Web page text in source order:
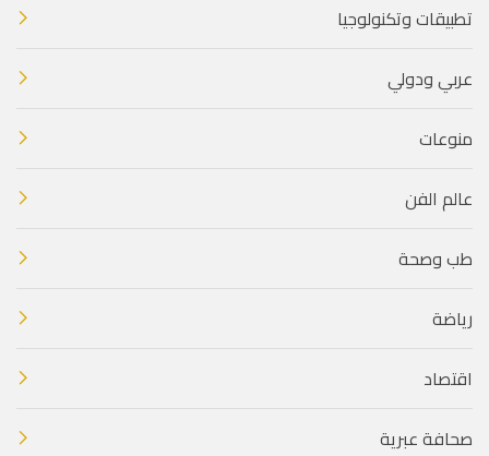
تطبيقات وتكنولوجيا
عربي ودولي
منوعات
عالم الفن
طب وصحة
رياضة
اقتصاد
صحافة عبرية